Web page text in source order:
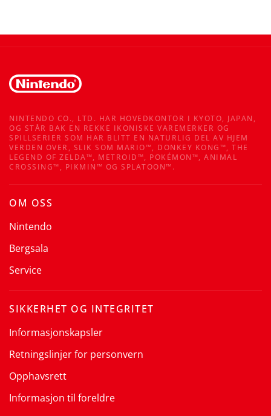
NINTENDO CO., LTD. HAR HOVEDKONTOR I KYOTO, JAPAN,
OG STÅR BAK EN REKKE IKONISKE VAREMERKER OG
SPILLSERIER SOM HAR BLITT EN NATURLIG DEL AV HJEM
VERDEN OVER, SLIK SOM MARIO™, DONKEY KONG™, THE
LEGEND OF ZELDA™, METROID™, POKÉMON™, ANIMAL
CROSSING™, PIKMIN™ OG SPLATOON™.
OM OSS
Nintendo
Bergsala
Service
SIKKERHET OG INTEGRITET
Informasjonskapsler
Retningslinjer for personvern
Opphavsrett
Informasjon til foreldre